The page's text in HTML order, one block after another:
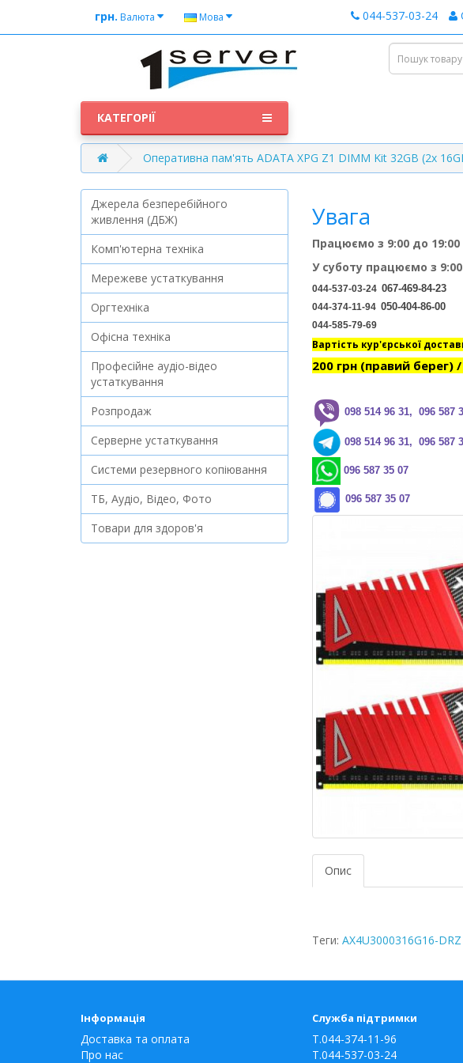
грн. Валюта Мова 044-537-03-24
КАТЕГОРІЇ
Оперативна пам'ять ADATA XPG Z1 DIMM Kit 32GB (2x
Джерела безперебійного
живлення (ДБЖ)
Комп'ютерна техніка
Мережеве устаткування
Оргтехніка
Офісна техніка
Професійне аудіо-відео
устаткування
Розпродаж
Серверне устаткування
Системи резервного копіювання
ТБ, Аудіо, Відео, Фото
Товари для здоров'я
Увага
Працюємо з 9:00 до 19:00
У суботу працюємо з
044-537-03-24 067-469-
044-374-11-94 050-404-
044-585-79-69
Вартість кур'єрської
200 грн (правий берег)
098 514 96 31, 096 587
098 514 96 31, 096 587
096 587 35 07
096 587 35 07
Опис
Теги: AX4U3000316G16-DRZ
Інформація
Доставка та оплата
Про нас
Служба підтримки
T.044-374-11-96
T.044-537-03-24